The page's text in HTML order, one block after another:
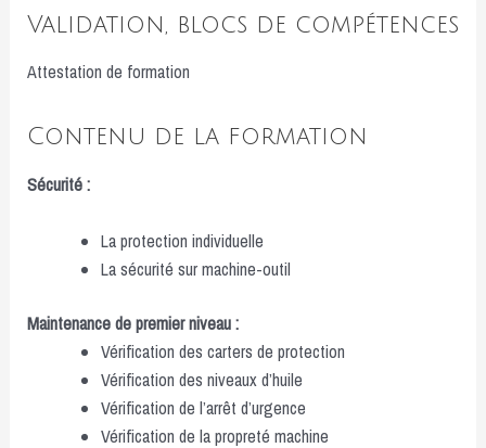
Validation, blocs de compétences
Attestation de formation
Contenu de la formation
Sécurité :
La protection individuelle
La sécurité sur machine-outil
Maintenance de premier niveau :
Vérification des carters de protection
Vérification des niveaux d’huile
Vérification de l’arrêt d’urgence
Vérification de la propreté machine